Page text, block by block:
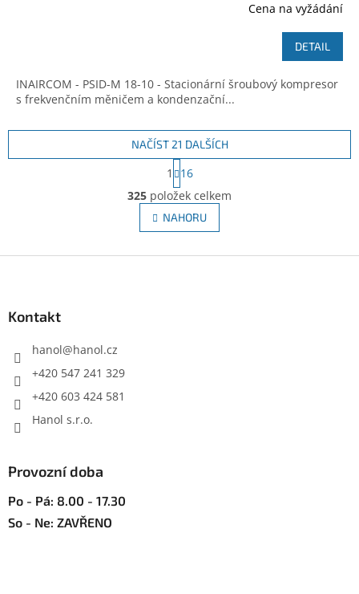
Cena na vyžádání
DETAIL
INAIRCOM - PSID-M 18-10 - Stacionární šroubový kompresor
s frekvenčním měničem a kondenzační...
O
v
l
á
NAČÍST 21 DALŠÍCH
S
t
r
á
n
k
v
1
16
325 položek celkem
NAHORU
Kontakt
hanol@hanol.cz
+420 547 241 329
+420 603 424 581
Hanol s.r.o.
Provozní doba
Po - Pá: 8.00 - 17.30
So - Ne: ZAVŘENO